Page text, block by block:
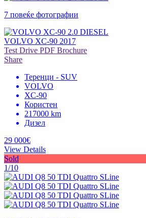
7 повеќе фотографии
VOLVO XC-90 2017
Test Drive PDF Brochure
Share
Теренци - SUV
VOLVO
XC-90
Користен
217000 km
Дизел
29 000€
View Details
Sold
1/10